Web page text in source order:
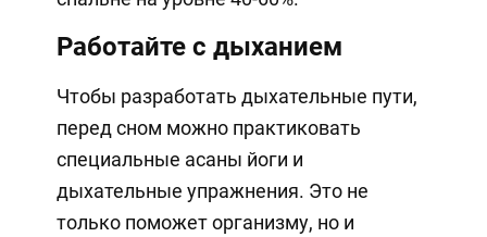
Работайте с дыханием
Чтобы разработать дыхательные пути,
перед сном можно практиковать
специальные асаны йоги и
дыхательные упражнения. Это не
только поможет организму, но и